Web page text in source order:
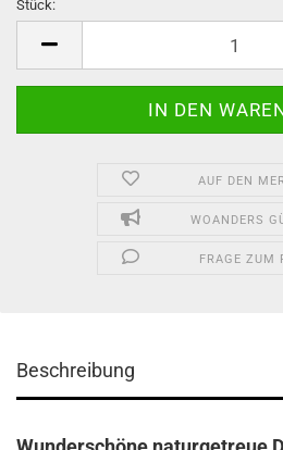
Stück:
AUF DEN
WOANDERS
FRAGE ZUM
Beschreibung